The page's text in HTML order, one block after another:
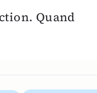
Quand